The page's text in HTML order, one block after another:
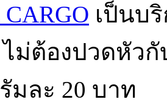
CARGO เป็นบ
ม่ต้องปวดหัว
มละ 20 บาท